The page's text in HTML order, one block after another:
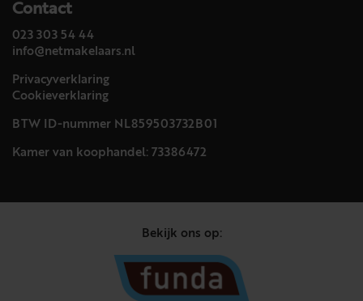
Contact
023 303 54 44
info@netmakelaars.nl
Privacyverklaring
Cookieverklaring
BTW ID-nummer NL859503732B01
Kamer van koophandel: 73386472
Bekijk ons op: